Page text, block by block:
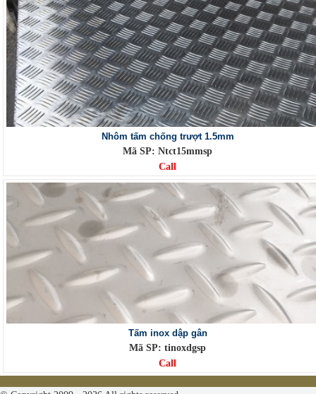
Nhôm tấm chống trượt 1.5mm
Mã SP: Ntct15mmsp
Call
Tấm inox dập gân
Mã SP: tinoxdgsp
Call